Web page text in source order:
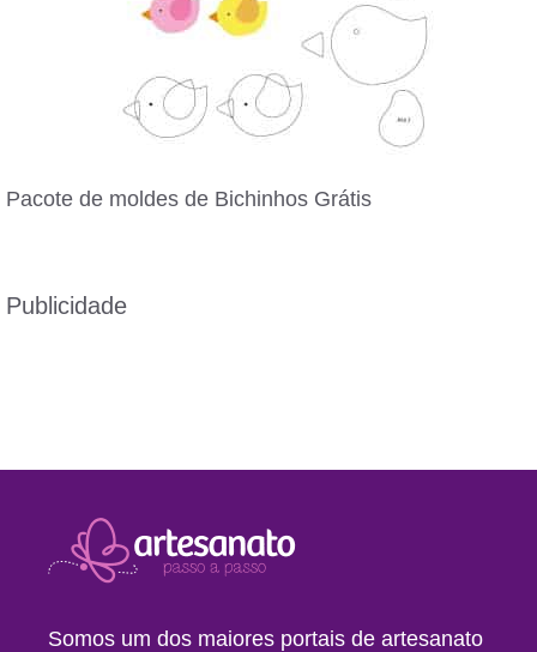
Pacote de moldes de Bichinhos Grátis
Publicidade
Somos um dos maiores portais de artesanato